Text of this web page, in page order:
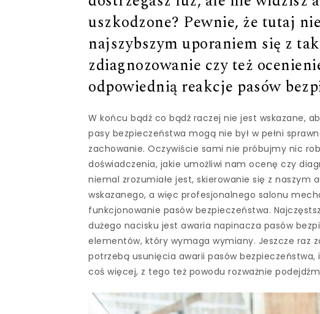
uszkodzone? Pewnie, że tutaj
najszybszym uporaniem się z
zdiagnozowanie czy też
odpowiednią reakcje pasów
W końcu bądź co bądź raczej nie jest wskazane,
pasy bezpieczeństwa mogą nie był w pełni
zachowanie. Oczywiście sami nie próbujmy nic
doświadczenia, jakie umożliwi nam ocenę czy
niemal zrozumiałe jest, skierowanie się z
wskazanego, a więc profesjonalnego salonu
funkcjonowanie pasów bezpieczeństwa.
dużego nacisku jest awaria napinacza pasów
elementów, który wymaga wymiany. Jeszcze raz
potrzebą usunięcia awarii pasów
coś więcej, z tego też powodu rozważnie